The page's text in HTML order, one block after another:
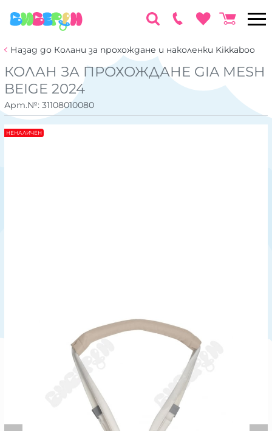
Назад до Колани за прохождане и наколенки Kikkaboo
КОЛАН ЗА ПРОХОЖДАНЕ GIA MESH
BEIGE 2024
Арт.№: 31108010080
НЕНАЛИЧЕН